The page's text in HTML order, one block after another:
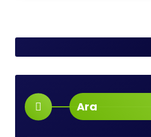
Ara